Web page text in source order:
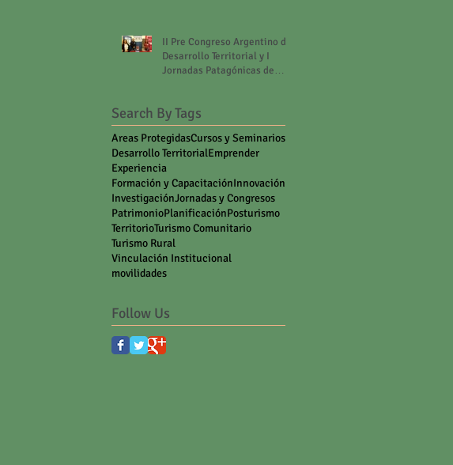
II Pre Congreso Argentino de
Desarrollo Territorial y I
Jornadas Patagónicas de
Search By Tags
Areas ProtegidasCursos y Seminarios
Desarrollo TerritorialEmprender
Experiencia
Formación y CapacitaciónInnovación
InvestigaciónJornadas y Congresos
PatrimonioPlanificaciónPosturismo
TerritorioTurismo Comunitario
Turismo Rural
Vinculación Institucional
movilidades
Follow Us